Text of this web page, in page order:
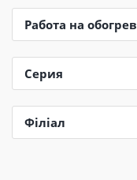
Работа на обогрев
Серия
Філіал